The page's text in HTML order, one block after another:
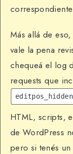
Más allá de
vale la pena
chequeá el log
requests que
editpos_hidden
HTML, scripts,
de WordPress
pero si tenés